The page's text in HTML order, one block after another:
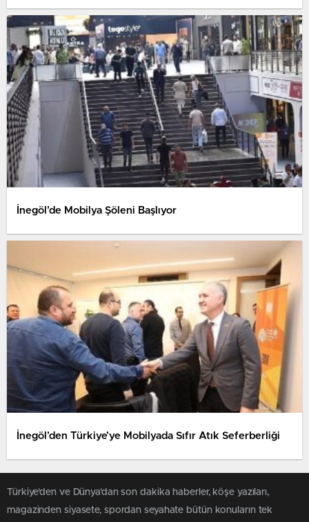
İnegöl’de Mobilya Şöleni Başlıyor
İnegöl’den Türkiye’ye Mobilyada Sıfır Atık Seferberliği
Türkiye'den ve Dünya’dan son dakika haberler, köşe yazıları,
magazinden siyasete, spordan seyahate bütün konuların tek